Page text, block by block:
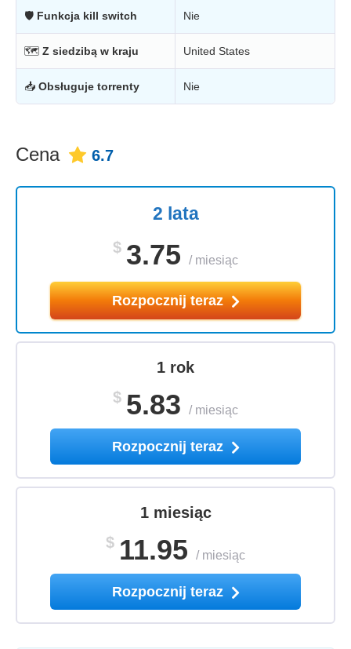
🛡 Funkcja kill switch Nie
🗺 Z siedzibą w kraju United States
📥 Obsługuje torrenty Nie
Cena 6.7
2 lata
$ 3.75 / miesiąc
Rozpocznij teraz
1 rok
$ 5.83 / miesiąc
Rozpocznij teraz
1 miesiąc
$ 11.95 / miesiąc
Rozpocznij teraz